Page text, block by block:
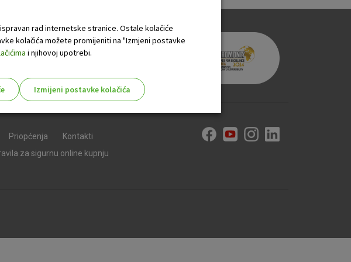
Priopćenja
Kontakti
za sigurnu online kupnju
rad internetske stranice. Ostale kolačiće
kolačića možete promijeniti na "Izmjeni postavke
i njihovoj upotrebi.
Izmijeni postavke kolačića
neki dijelovi stranice neće raditi. Ti kolačići ne